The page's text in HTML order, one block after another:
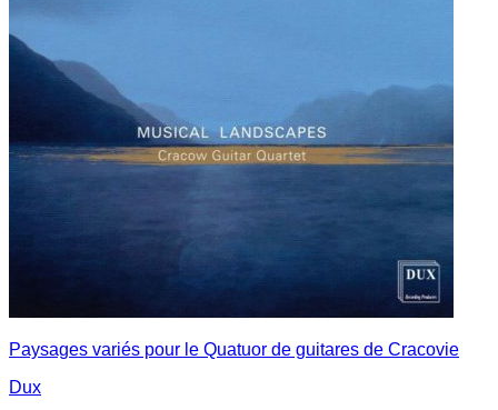
Paysages variés pour le Quatuor de guitares de Cracovie
Dux